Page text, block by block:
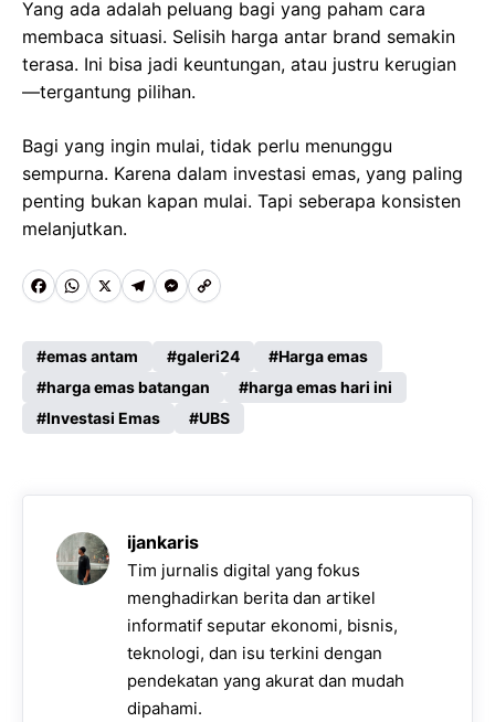
Yang ada adalah peluang bagi yang paham cara
membaca situasi. Selisih harga antar brand semakin
terasa. Ini bisa jadi keuntungan, atau justru kerugian
—tergantung pilihan.
Bagi yang ingin mulai, tidak perlu menunggu
sempurna. Karena dalam investasi emas, yang paling
penting bukan kapan mulai. Tapi seberapa konsisten
melanjutkan.
F
c
e
b
o
W
a
t
s
p
p
X T
l
e
g
a
m
M
s
s
e
g
e
r
C
p
y
L
n
k
emas antam galeri24
Harga emas
harga emas batangan
harga emas hari ini
Investasi Emas
UBS
ijankaris
Tim jurnalis digital yang fokus
menghadirkan berita dan artikel
informatif seputar ekonomi, bisnis,
teknologi, dan isu terkini dengan
pendekatan yang akurat dan mudah
dipahami.